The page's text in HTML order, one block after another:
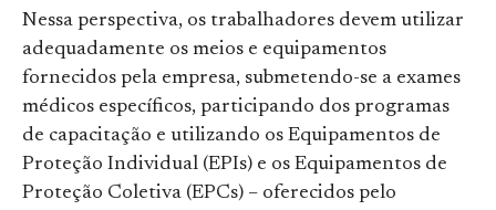
Nessa perspectiva, os trabalhadores devem utilizar
adequadamente os meios e equipamentos
fornecidos pela empresa, submetendo-se a exames
médicos específicos, participando dos programas
de capacitação e utilizando os Equipamentos de
Proteção Individual (EPIs) e os Equipamentos de
Proteção Coletiva (EPCs) – oferecidos pelo